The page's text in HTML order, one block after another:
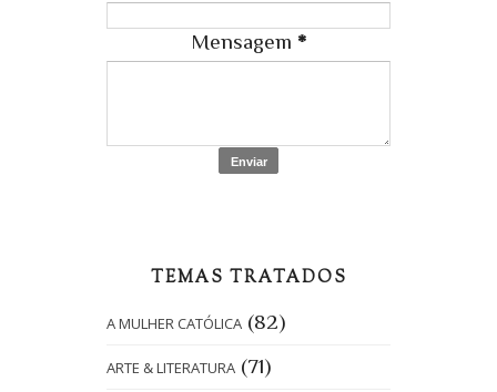
Mensagem *
TEMAS TRATADOS
A MULHER CATÓLICA (82)
ARTE & LITERATURA (71)